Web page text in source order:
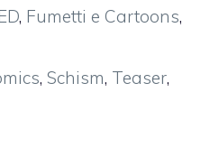
, Fumetti e Cartoons,
,Schism, Teaser,